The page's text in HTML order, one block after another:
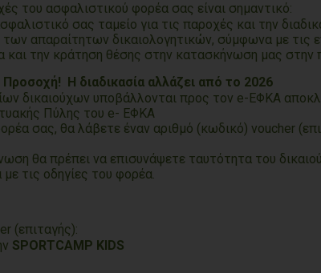
του ασφαλιστικού φορέα σας είναι σημαντικό:
σας ταμείο για τις παροχές και την
απαραίτητων δικαιολογητικών, σύμφωνα με τις
και την κράτηση θέσης στην κατασκήνωση μας στην
Η διαδικασία αλλάζει από το 2026
δικαιούχων υποβάλλονται προς τον e-ΕΦΚΑ
Πύλης του e- ΕΦΚΑ
σας, θα λάβετε έναν αριθμό (κωδικό) voucher
θα πρέπει να επισυνάψετε ταυτότητα του
τις οδηγίες του φορέα.
(επιταγής):
SPORTCAMP KIDS